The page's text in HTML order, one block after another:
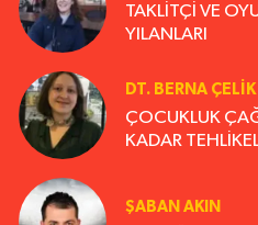
TAKLİTÇİ VE
YILANLARI
DT. BERNA ÇELIK
ÇOCUKLUK
KADAR
ŞABAN AKIN